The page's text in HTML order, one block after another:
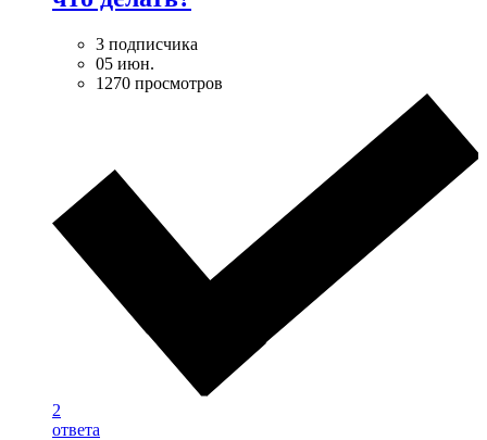
3 подписчика
05 июн.
1270 просмотров
2
ответа